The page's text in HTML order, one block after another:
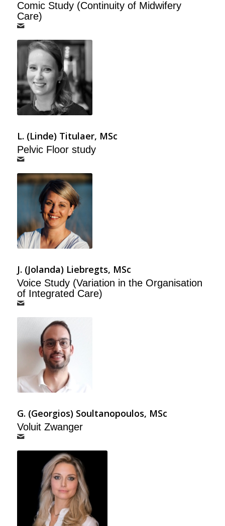
Comic Study (Continuity of Midwifery
Care)
L. (Linde) Titulaer, MSc
Pelvic Floor study
J. (Jolanda) Liebregts, MSc
Voice Study (Variation in the Organisation
of Integrated Care)
G. (Georgios) Soultanopoulos, MSc
Voluit Zwanger